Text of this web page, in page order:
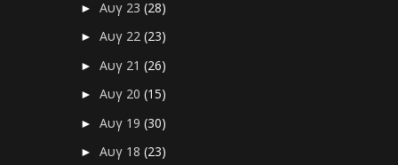
►Αυγ 23(28)
►Αυγ 22(23)
►Αυγ 21(26)
►Αυγ 20(15)
►Αυγ 19(30)
►Αυγ 18(23)